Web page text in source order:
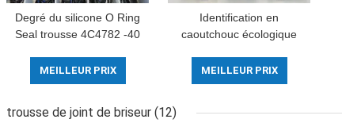
Degré du silicone O Ring
Seal trousse 4C4782 -40
résistance de la
poussière d'huile
MEILLEUR PRIX
Identification en
caoutchouc écologique
Chlorination 3×OD 6MM
à l'identification 44×OD
MEILLEUR PRIX
trousse de joint de briseur (12)